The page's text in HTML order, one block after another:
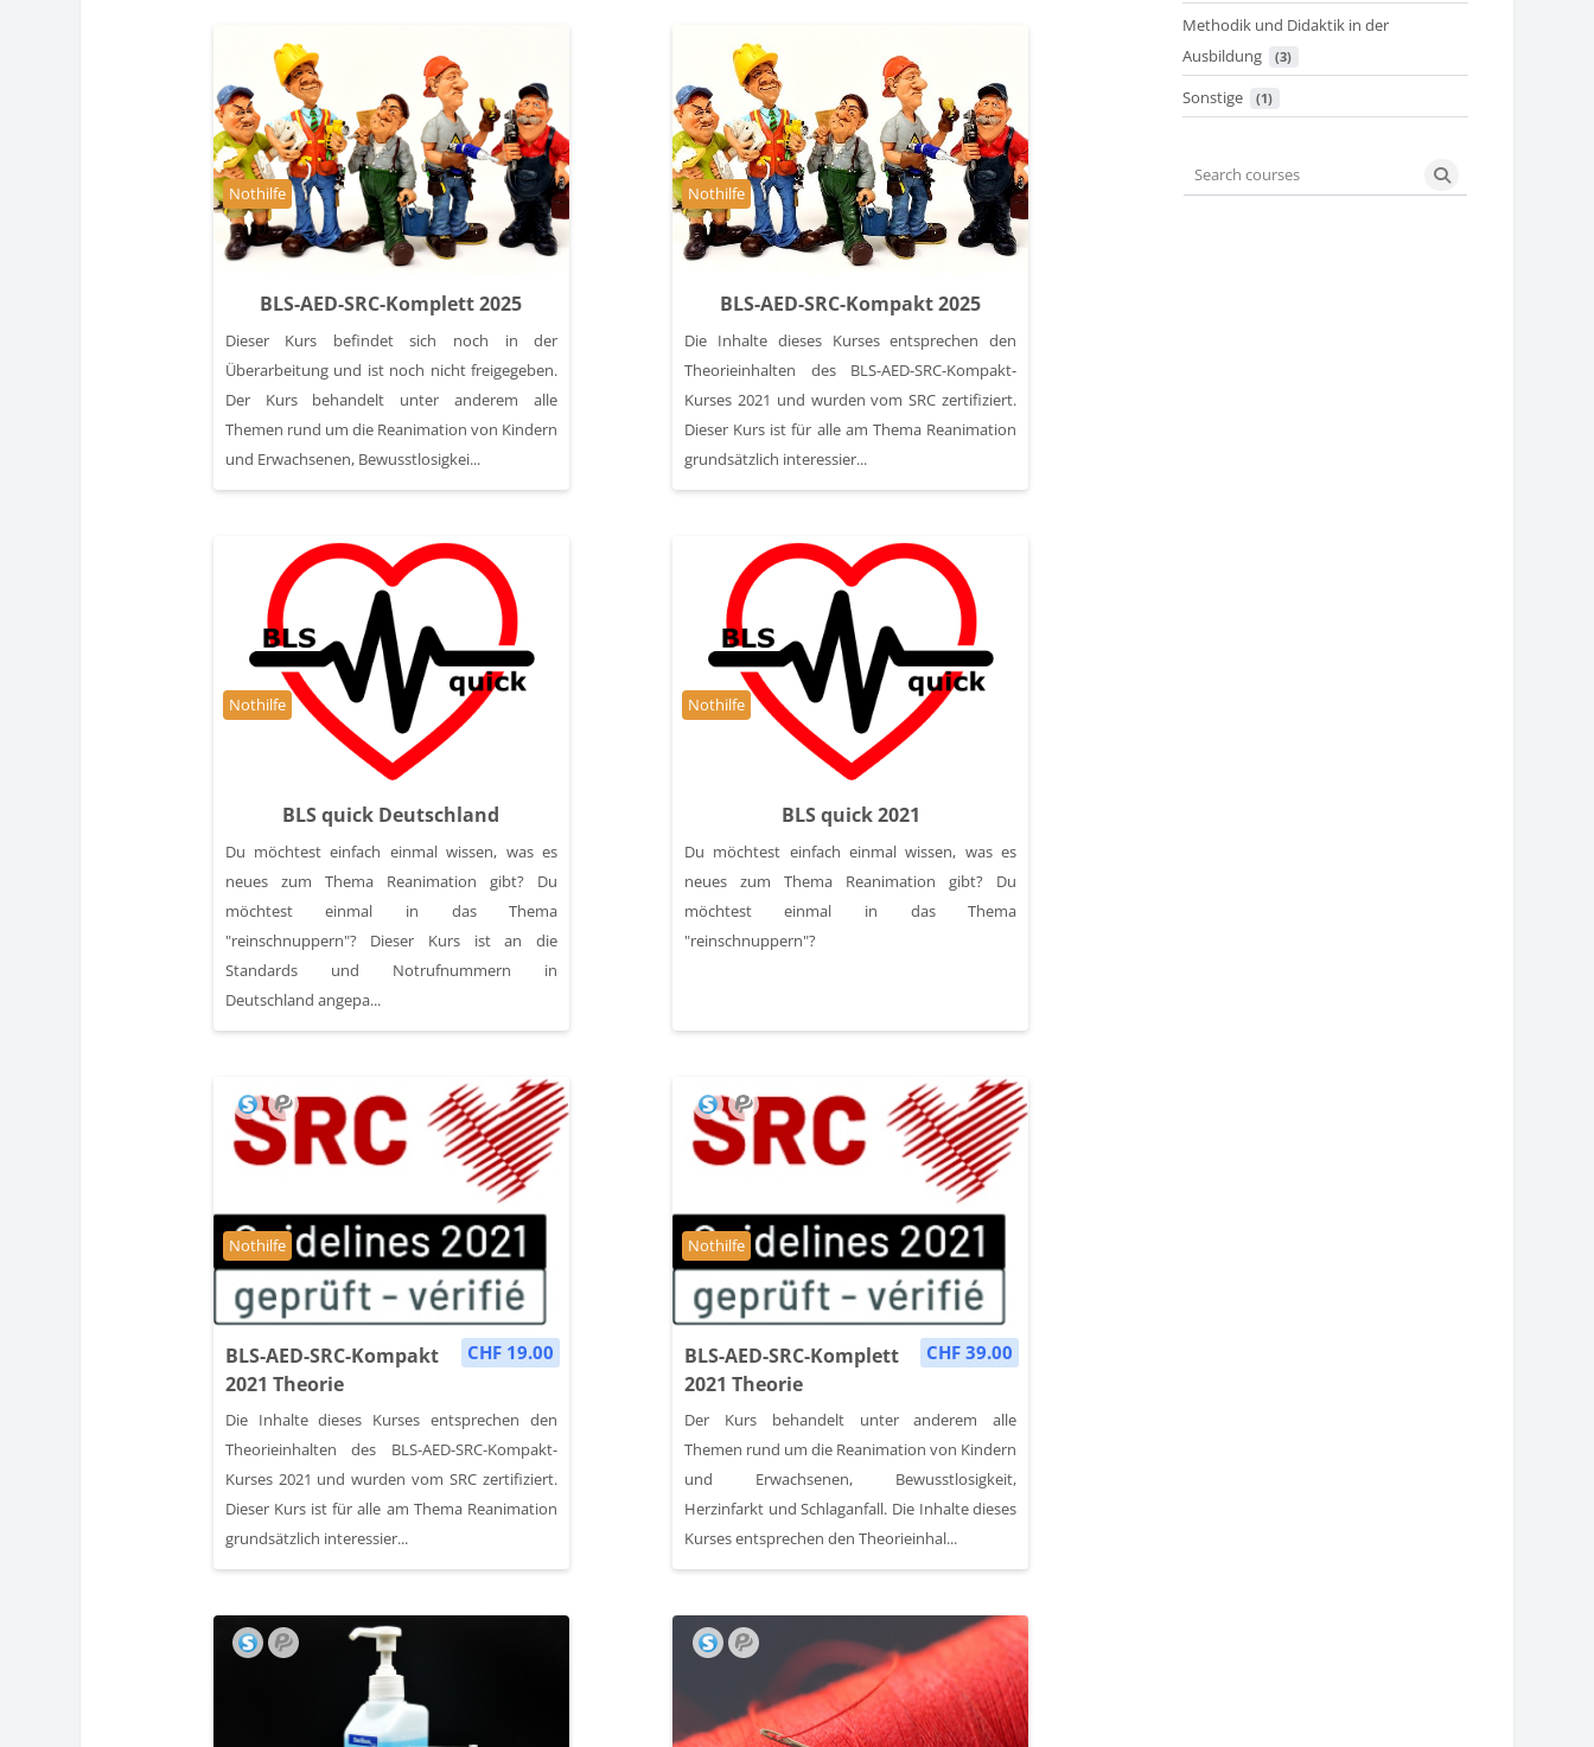
BLS-AED-SRC-Komplett 2025
Kursbereich
Nothilfe
Dieser Kurs befindet sich noch in der
Überarbeitung und ist noch nicht freigegeben.
Der Kurs behandelt unter anderem alle
Themen rund um die Reanimation von Kindern
und Erwachsenen, Bewusstlosigkei...
BLS-AED-SRC-Kompakt 2025
Kursbereich
Nothilfe
Die Inhalte dieses Kurses entsprechen den
Theorieinhalten des BLS-AED-SRC-Kompakt-
Kurses 2021 und wurden vom SRC zertifiziert.
Dieser Kurs ist für alle am Thema Reanimation
grundsätzlich interessier...
BLS quick Deutschland
Kursbereich
Nothilfe
Du möchtest einfach einmal wissen, was es
neues zum Thema Reanimation gibt? Du
möchtest einmal in das Thema
"reinschnuppern"? Dieser Kurs ist an die
Standards und Notrufnummern in
Deutschland angepa...
BLS quick 2021
Kursbereich
Nothilfe
Du möchtest einfach einmal wissen, was es
neues zum Thema Reanimation gibt? Du
möchtest einmal in das Thema
"reinschnuppern"?
CHF 19.00
BLS-AED-SRC-Kompakt
2021 Theorie
Kursbereich
Nothilfe
Die Inhalte dieses Kurses entsprechen den
Theorieinhalten des BLS-AED-SRC-Kompakt-
Kurses 2021 und wurden vom SRC zertifiziert.
Dieser Kurs ist für alle am Thema Reanimation
grundsätzlich interessier...
CHF 39.00
BLS-AED-SRC-Komplett
2021 Theorie
Kursbereich
Nothilfe
Der Kurs behandelt unter anderem alle
Themen rund um die Reanimation von Kindern
und Erwachsenen, Bewusstlosigkeit,
Herzinfarkt und Schlaganfall. Die Inhalte dieses
Kurses entsprechen den Theorieinhal...
Methodik und Didaktik in der
Ausbildung
(3)
Sonstige (1)
Search courses Search courses